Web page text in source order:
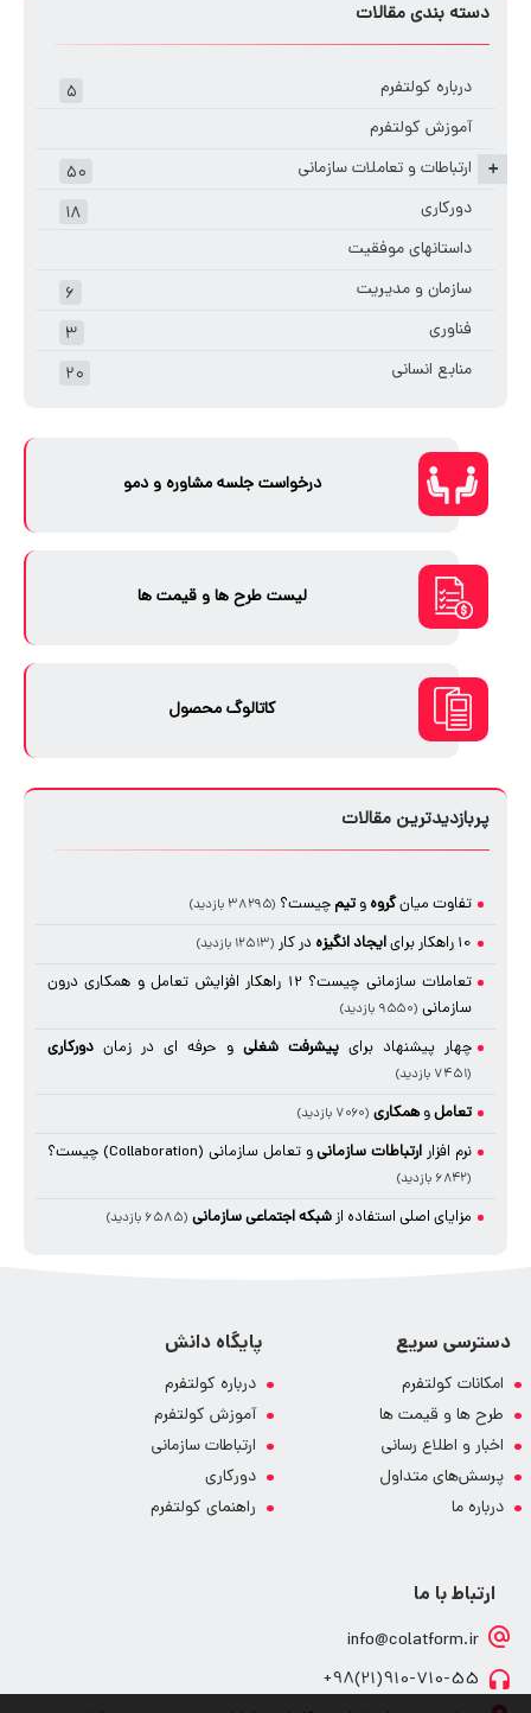
دسته بندی مقالات
درباره کولتفرم
۵
آموزش کولتفرم
+ ارتباطات و تعاملات سازمانی
۵۰
دورکاری
۱۸
داستانهای موفقیت
سازمان و مدیریت
۶
فناوری
۳
منابع انسانی
۲۰
درخواست جلسه مشاوره و دمو
لیست طرح ها و قیمت ها
کاتالوگ محصول
پربازدیدترین مقالات
تفاوت میانگروه وتیم چیست؟ (۳۸۲۹۵ بازدید)
10 راهکار برای ایجادانگیزه در کار (۱۲۵۱۳ بازدید)
تعاملات سازمانی چیست؟ 12 راهکار افزایش تعامل و همکاری درون
سازمانی (۹۵۵۰ بازدید)
چهار پیشنهاد برایپیشرفت شغلی و حرفه ای در زمان دورکاری
(۷۴۵۱ بازدید)
تعاملوهمکاری (۷۰۶۰ بازدید)
نرم افزار ارتباطات سازمانیو تعامل سازمانی (Collaboration) چیست؟
(۶۸۴۲ بازدید)
مزایای اصلی استفاده ازشبکه اجتماعی سازمانی (۶۵۸۵ بازدید)
دسترسی سریع
امکانات کولتفرم
طرح ها و قیمت ها
اخبار و اطلاع رسانی
پرسش‌های متداول
درباره ما
پایگاه دانش
درباره کولتفرم
آموزش کولتفرم
ارتباطات سازمانی
دورکاری
راهنمای کولتفرم
ارتباط با ما
info@colatform.ir
910-710-55(21)98+